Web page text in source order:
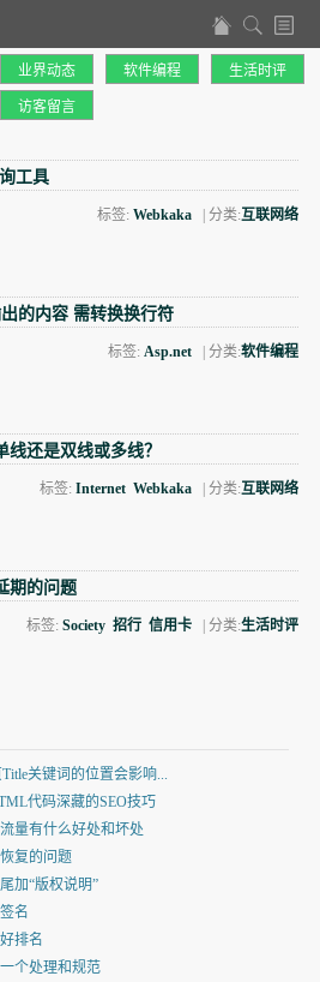
业界动态 软件编程 生活时评
访客留言
工具
标签:Webkaka | 分类:互联网络
的内容 需转换换行符
标签:Asp.net | 分类:软件编程
还是双线或多线？
标签:Internet Webkaka | 分类:互联网络
期的问题
标签:Society 招行 信用卡 | 分类:生活时评
关键词的位置会影响...
代码深藏的SEO技巧
量有什么好处和坏处
复的问题
加“版权说明”
名
排名
个处理和规范